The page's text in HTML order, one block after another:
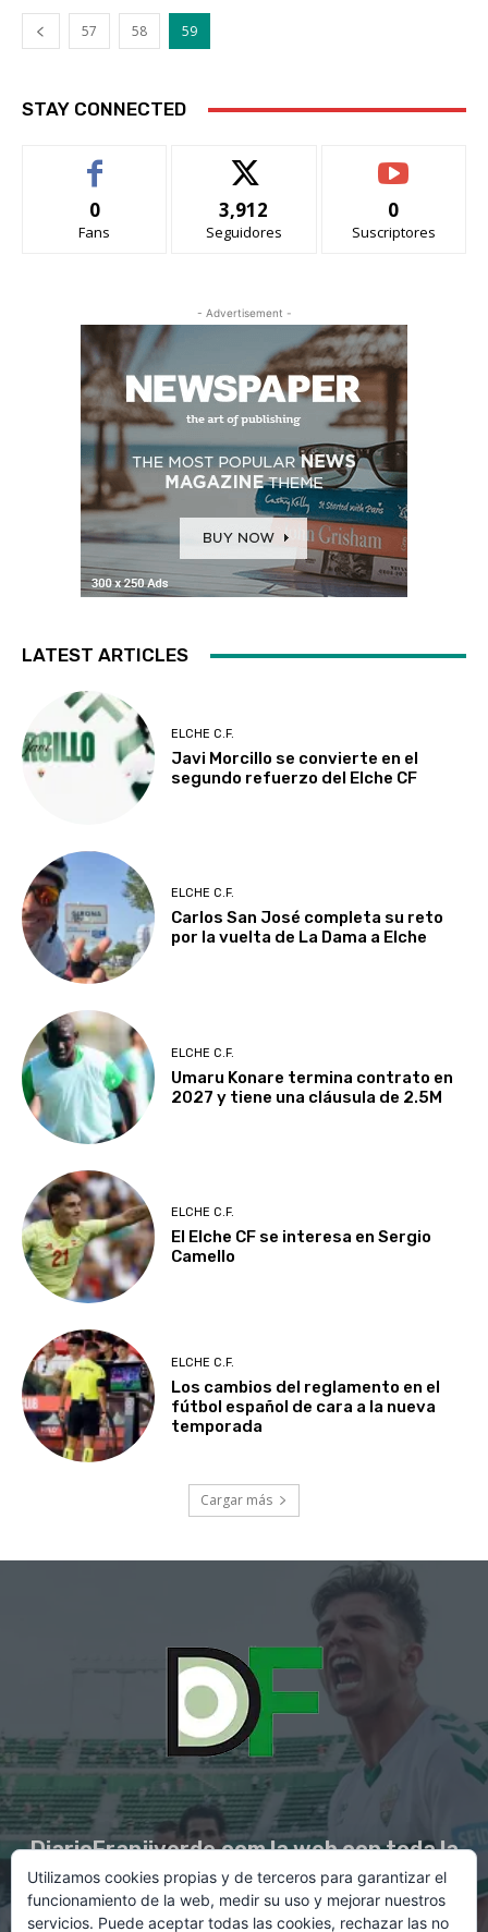
57 58 59
STAY CONNECTED
0
Fans
3,912
Seguidores
0
Suscriptores
- Advertisement -
LATEST ARTICLES
ELCHE C.F.
Javi Morcillo se convierte en el
segundo refuerzo del Elche CF
ELCHE C.F.
Carlos San José completa su reto
por la vuelta de La Dama a Elche
ELCHE C.F.
Umaru Konare termina contrato en
2027 y tiene una cláusula de 2.5M
ELCHE C.F.
El Elche CF se interesa en Sergio
Camello
ELCHE C.F.
Los cambios del reglamento en el
fútbol español de cara a la nueva
temporada
Cargar más
DiarioFranjiverde.com la web con toda la
información del Elche C.F.
Utilizamos cookies propias y de terceros para garantizar el
funcionamiento de la web, medir su uso y mejorar nuestros
servicios. Puede aceptar todas las cookies, rechazar las no